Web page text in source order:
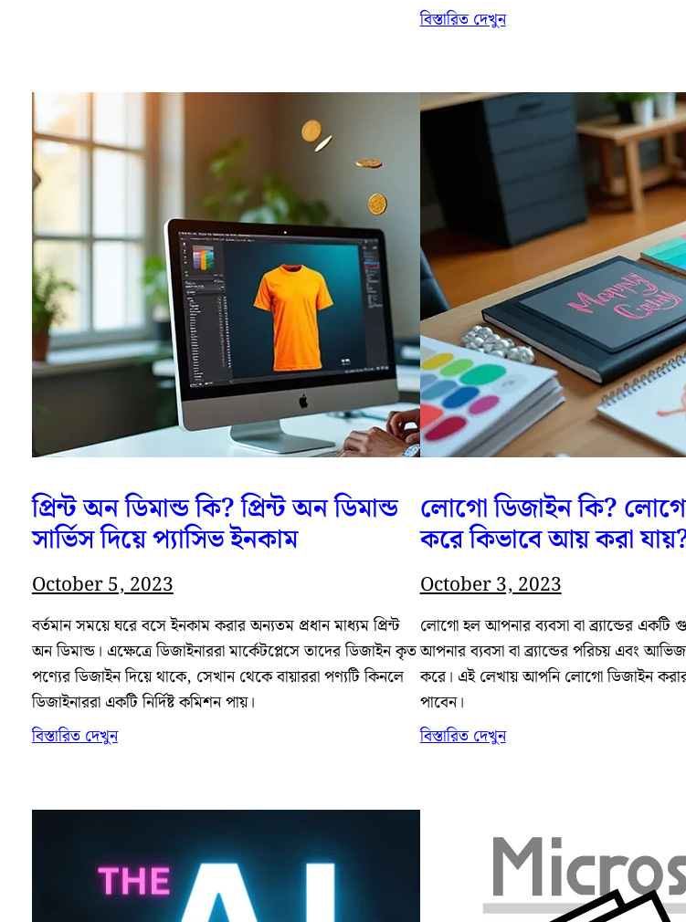
বিস্তারিত দেখুন
প্রিন্ট অন ডিমান্ড কি? প্রিন্ট অন ডিমান্ড
সার্ভিস দিয়ে প্যাসিভ ইনকাম
October 5, 2023
বর্তমান সময়ে ঘরে বসে ইনকাম করার অন্যতম প্রধান মাধ্যম প্রিন্ট
অন ডিমান্ড। এক্ষেত্রে ডিজাইনাররা মার্কেটপ্লেসে তাদের ডিজাইন কৃত
পণ্যের ডিজাইন দিয়ে থাকে, সেখান থেকে বায়াররা পণ্যটি কিনলে
ডিজাইনাররা একটি নির্দিষ্ট কমিশন পায়।
বিস্তারিত দেখুন
লোগো ডিজাইন কি?
করে কিভাবে আয় করা
October 3, 2023
লোগো হল আপনার ব্যবসা বা ব্র্যান্ডের একটি
আপনার ব্যবসা বা ব্র্যান্ডের পরিচয় এবং
করে। এই লেখায় আপনি লোগো ডিজাইন
পাবেন।
বিস্তারিত দেখুন